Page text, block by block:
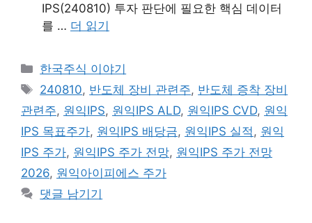
IPS(240810) 투자 판단에 필요한 핵심 데이터
를 … 더 읽기
카
테
리
한국주식 이야기
태
그
240810, 반도체 장비 관련주, 반도체 증착 장비
관련주, 원익IPS, 원익IPS ALD, 원익IPS CVD, 원익
IPS 목표주가, 원익IPS 배당금, 원익IPS 실적 , 원익
IPS 주가, 원익IPS 주가 전망, 원익IPS 주가 전망
2026, 원익아이피에스 주가
댓글 남기기